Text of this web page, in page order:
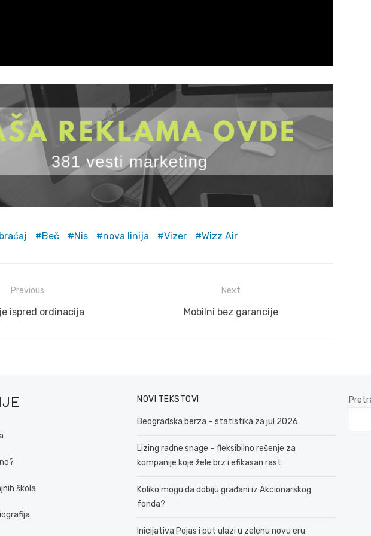
Beč Nis nova linija Vizer Wizz Air
Previous
ispred ordinacija
Next
Next
Mobilni bez garancije
škola
NOVI TEKSTOVI
Beogradska berza – statistika za jul 2026.
Lizing radne snage – fleksibilno rešenje za
kompanije koje žele brz i efikasan rast
Koliko mogu da dobiju građani iz Akcionarskog
fonda?
Inicijativa Pojas i put ulazi u zelenu novu eru